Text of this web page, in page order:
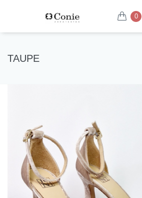
0
TAUPE